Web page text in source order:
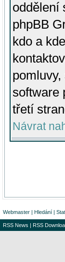
oddělení
phpBB
kdo a
software
třetí
Návrat
Webmaster | Hledání |
RSS News | RSS